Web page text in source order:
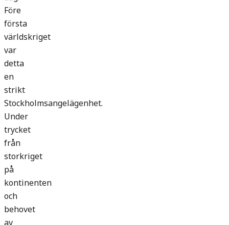
Före
första
världskriget
var
detta
en
strikt
Stockholmsangelägenhet.
Under
trycket
från
storkriget
på
kontinenten
och
behovet